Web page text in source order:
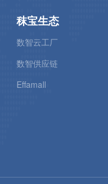
秣宝生态
数智云工厂
数智供应链
Effamall